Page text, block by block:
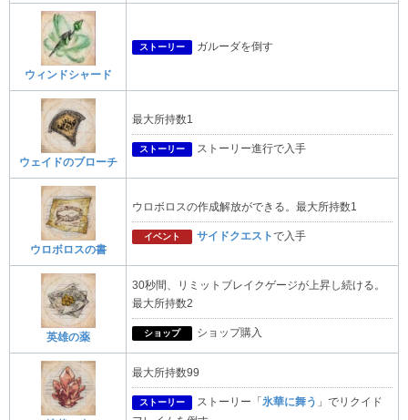
ウィンドシャード
ストーリー ガルーダを倒す
ウェイドのブローチ
最大所持数1
ストーリー ストーリー進行で入手
ウロボロスの書
ウロボロスの作成解放ができる。最大所持数1
イベント サイドクエストで入手
英雄の薬
30秒間、リミットブレイクゲージが上昇し続ける。
最大所持数2
ショップ ショップ購入
最大所持数99
ストーリー ストーリー「 氷華に舞う 」でリクイド